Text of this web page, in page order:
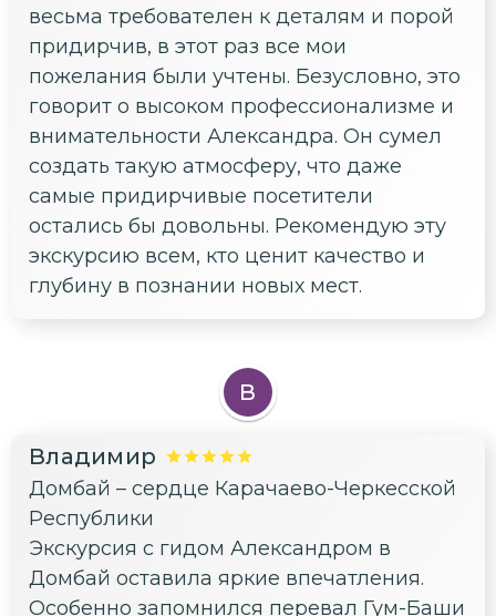
весьма требователен к деталям и порой
придирчив, в этот раз все мои
пожелания были учтены. Безусловно, это
говорит о высоком профессионализме и
внимательности Александра. Он сумел
создать такую атмосферу, что даже
самые придирчивые посетители
остались бы довольны. Рекомендую эту
экскурсию всем, кто ценит качество и
глубину в познании новых мест.
В
Владимир
Домбай – сердце Карачаево-Черкесской
Республики
Экскурсия с гидом Александром в
Домбай оставила яркие впечатления.
Особенно запомнился перевал Гум-Баши